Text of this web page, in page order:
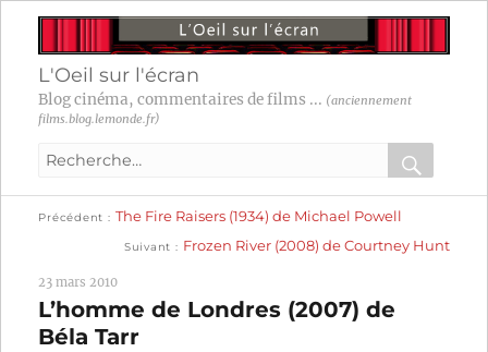
L'Oeil sur l'écran
Blog cinéma, commentaires de films ... (anciennement
films.blog.lemonde.fr)
Recherche
:
OK
Navigation
l’article
Précédent
précédente :
The Fire Raisers (1934) de Michael Powell
Suivant
suivante :
Frozen River (2008) de Courtney Hunt
23 mars 2010
L’homme de Londres (2007) de
Béla Tarr